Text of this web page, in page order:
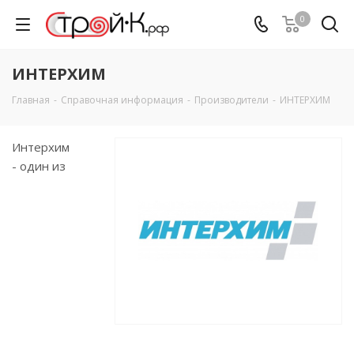
0
ИНТЕРХИМ
Главная - Справочная информация - Производители - ИНТЕРХИМ
Интерхим
- один из